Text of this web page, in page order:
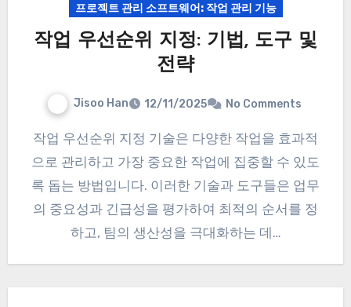
프로젝트 관리 소프트웨어: 작업 관리 기능
작업 우선순위 지정: 기법, 도구 및
전략
Jisoo Han 12/11/2025 No Comments
작업 우선순위 지정 기술은 다양한 작업을 효과적
으로 관리하고 가장 중요한 작업에 집중할 수 있도
록 돕는 방법입니다. 이러한 기술과 도구들은 업무
의 중요성과 긴급성을 평가하여 최적의 순서를 정
하고, 팀의 생산성을 극대화하는 데…